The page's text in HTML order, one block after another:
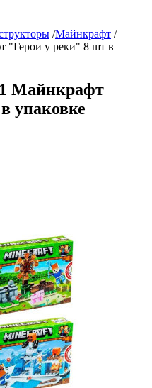
/Майнкрафт /
"Герои у реки" 8 шт в
Майнкрафт
упаковке